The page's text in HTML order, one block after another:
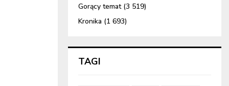
Gorący temat(3 519)
Kronika (1 693)
TAGI